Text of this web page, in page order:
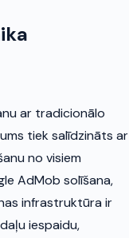
ar tradicionālo
tiek salīdzināts ar
no visiem
AdMob solīšana,
infrastruktūra ir
iespaidu,